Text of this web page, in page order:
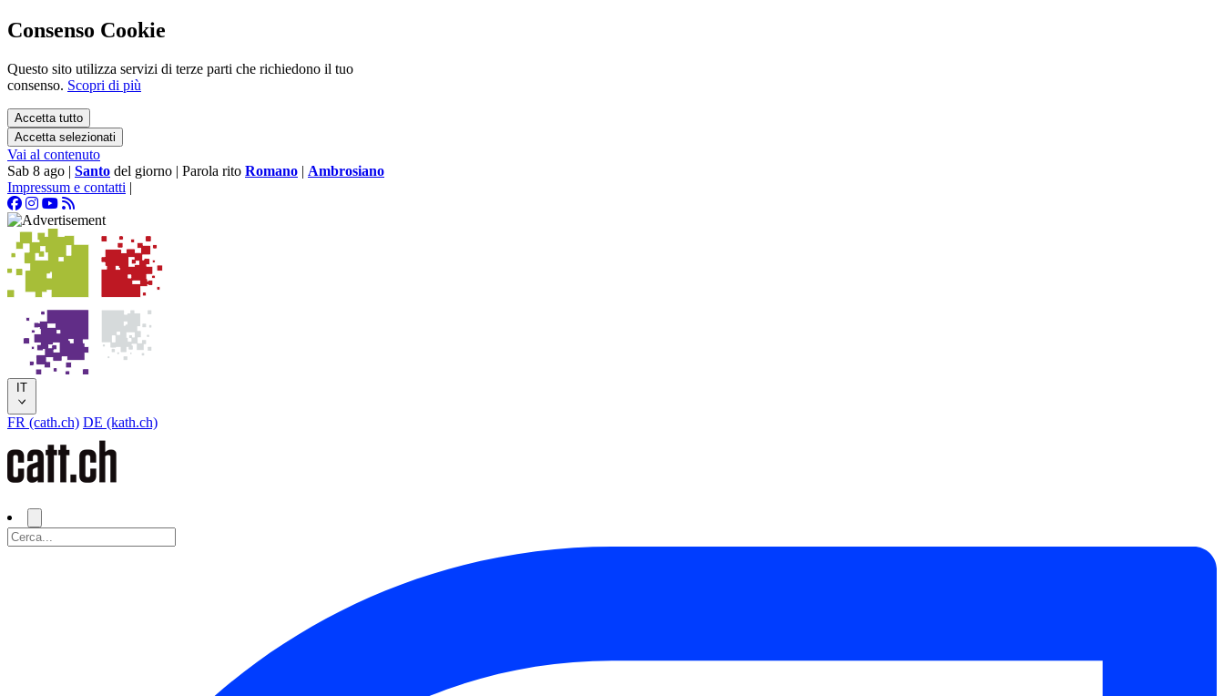
Consenso Cookie
Questo sito utilizza servizi di terze parti che richiedono il tuo
consenso. Scopri di più
Accetta tutto
Accetta selezionati
Vai al contenuto
Sab 8 ago | Santo del giorno | Parola rito Romano | Ambrosiano
Impressum e contatti |
IT
FR (cath.ch) DE (kath.ch)